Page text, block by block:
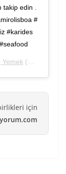
edin .
#
#karides
Yemek (@harbiyiyorum) on
için